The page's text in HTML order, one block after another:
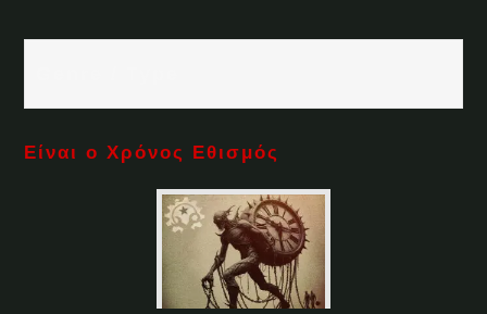
Είναι ο Χρόνος Εθισμός